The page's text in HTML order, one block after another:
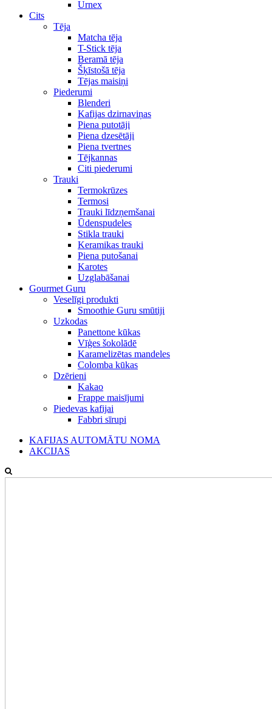
Urnex
Cits
Tēja
Matcha tēja
T-Stick tēja
Beramā tēja
Šķīstošā tēja
Tējas maisiņi
Piederumi
Blenderi
Kafijas dzirnaviņas
Piena putotāji
Piena dzesētāji
Piena tvertnes
Tējkannas
Citi piederumi
Trauki
Termokrūzes
Termosi
Trauki līdzņemšanai
Ūdenspudeles
Stikla trauki
Keramikas trauki
Piena putošanai
Karotes
Uzglabāšanai
Gourmet Guru
Veselīgi produkti
Smoothie Guru smūtiji
Uzkodas
Panettone kūkas
Vīģes šokolādē
Karamelizētas mandeles
Colomba kūkas
Dzērieni
Kakao
Frappe maisījumi
Piedevas kafijai
Fabbri sīrupi
KAFIJAS AUTOMĀTU NOMA
AKCIJAS